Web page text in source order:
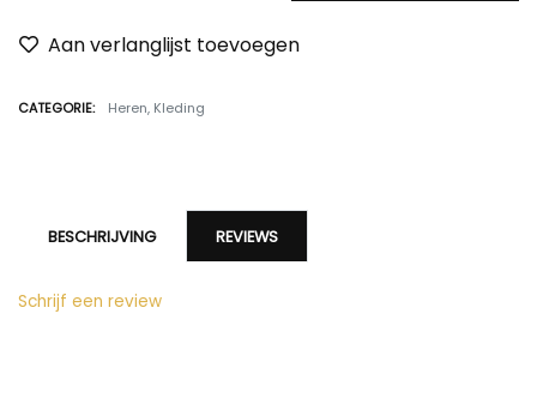
Aan verlanglijst toevoegen
CATEGORIE: Heren, Kleding
BESCHRIJVING REVIEWS
Schrijf een review